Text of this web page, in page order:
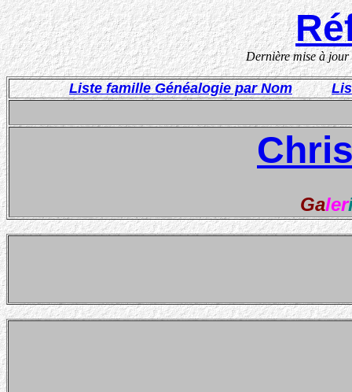
Dernière mise à jour
Liste famille Généalogie par Nom
Galer